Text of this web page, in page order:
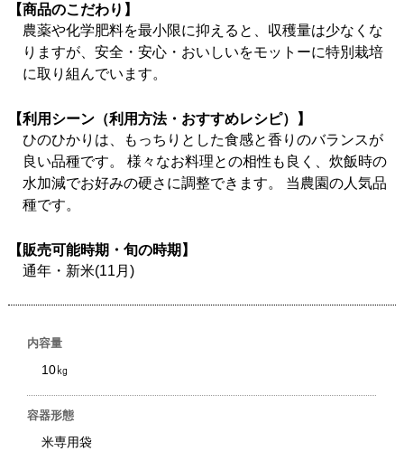
【商品のこだわり】
農薬や化学肥料を最小限に抑えると、収穫量は少なくな
りますが、安全・安心・おいしいをモットーに特別栽培
に取り組んでいます。
【利用シーン（利用方法・おすすめレシピ）】
ひのひかりは、もっちりとした食感と香りのバランスが
良い品種です。 様々なお料理との相性も良く、炊飯時の
水加減でお好みの硬さに調整できます。 当農園の人気品
種です。
【販売可能時期・旬の時期】
通年・新米(11月)
内容量
10㎏
容器形態
米専用袋